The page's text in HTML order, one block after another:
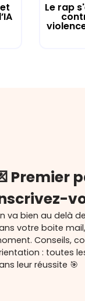
Le rap
Premier
va bien au delà
votre boite
Conseils,
: toutes
leur réussite 🎯